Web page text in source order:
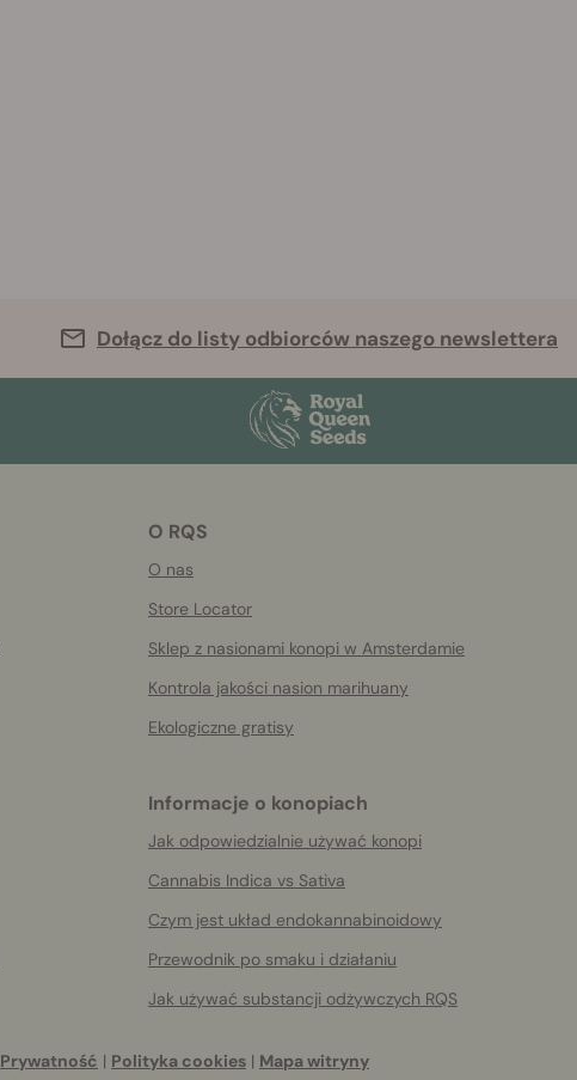
Dołącz do listy odbiorców naszego newslettera
O RQS
O nas
Store Locator
Sklep z nasionami konopi w Amsterdamie
Kontrola jakości nasion marihuany
Ekologiczne gratisy
Informacje o konopiach
Jak odpowiedzialnie używać konopi
Cannabis Indica vs Sativa
Czym jest układ endokannabinoidowy
Przewodnik po smaku i działaniu
Jak używać substancji odżywczych RQS
Prywatność | Polityka cookies | Mapa witryny